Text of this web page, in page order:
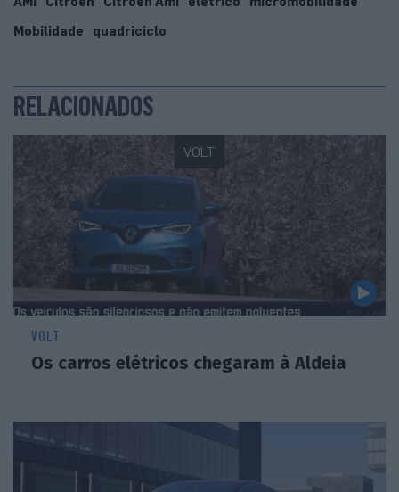
Mobilidade
quadriciclo
RELACIONADOS
VOLT
VOLT
Os carros elétricos chegaram à Aldeia